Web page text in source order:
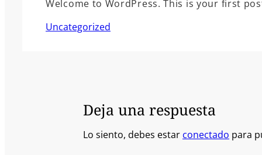
Welcome to WordPress. This is your first
Uncategorized
Deja una respuesta
Lo siento, debes estar conectado para